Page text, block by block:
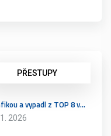
PŘESTUPY
a vypadl z TOP 8 v…
2026